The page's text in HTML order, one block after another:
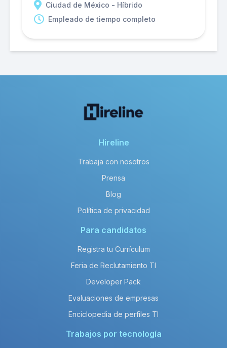
Ciudad de México - Híbrido
Empleado de tiempo completo
Hireline
Trabaja con nosotros
Prensa
Blog
Política de privacidad
Para candidatos
Registra tu Currículum
Feria de Reclutamiento TI
Developer Pack
Evaluaciones de empresas
Enciclopedia de perfiles TI
Trabajos por tecnología